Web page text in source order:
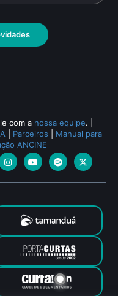
Lira• 26 min •
com a nossa equipe.
Parceiros
Manual para
ANCINE